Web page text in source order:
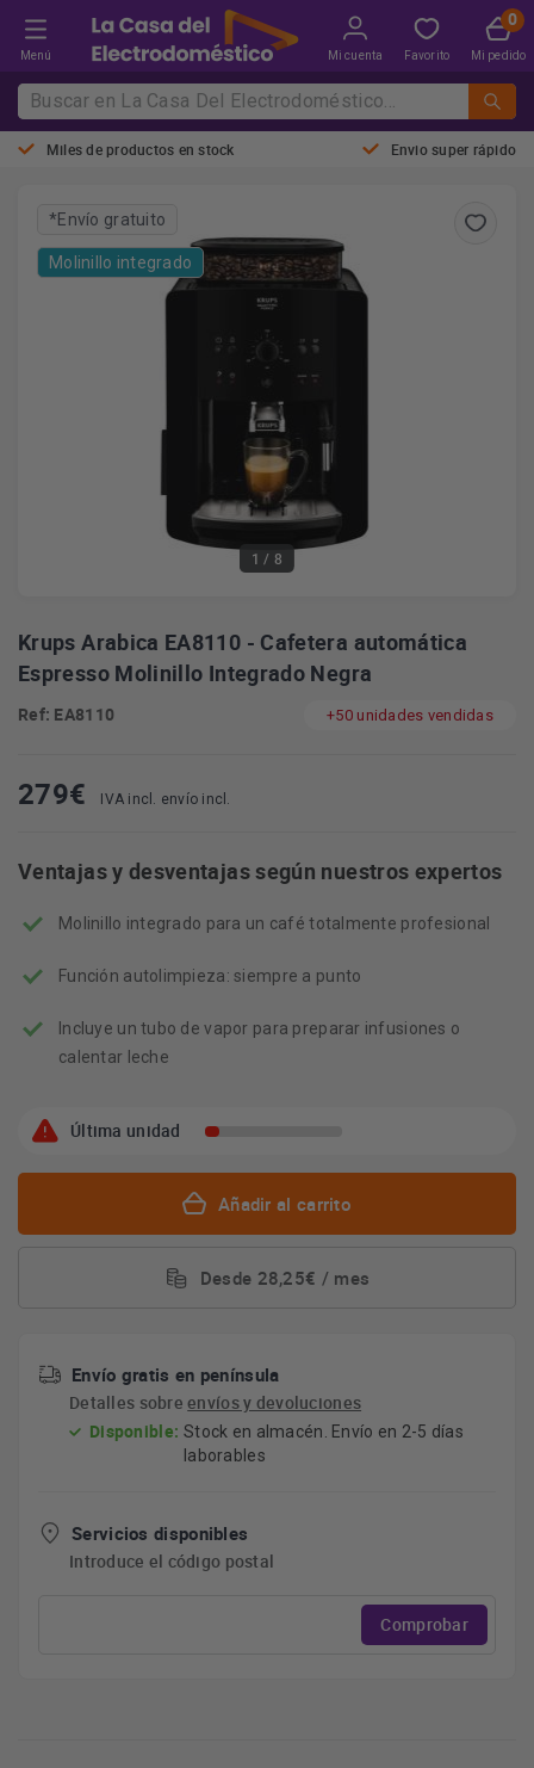
Menú Mi cuenta Favorito Mi pedido
Miles de productos en stock Envio super rápido
1 / 8
*Envío gratuito
Molinillo integrado
Krups Arabica EA8110 - Cafetera automática
Espresso Molinillo Integrado Negra
Ref: EA8110 +50 unidades vendidas
279€ IVA incl. envío incl.
Ventajas y desventajas según nuestros expertos
Molinillo integrado para un café totalmente profesional
Función autolimpieza: siempre a punto
Incluye un tubo de vapor para preparar infusiones o
calentar leche
Última unidad
Añadir al carrito
Desde 28,25€ / mes
Envío gratis en península
Detalles sobreenvíos y devoluciones
Disponible: Stock en almacén. Envío en 2-5 días
laborables
Servicios disponibles
Introduce el código postal
Comprobar